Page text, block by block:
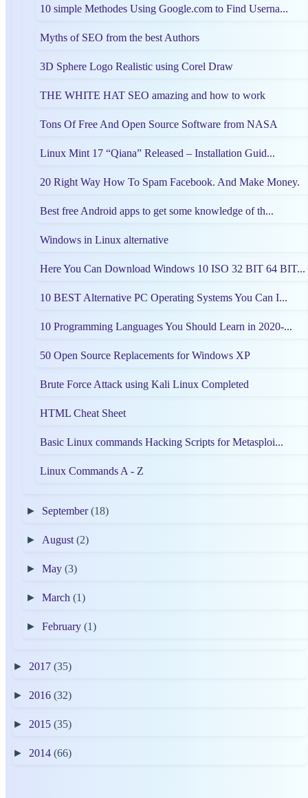
10 simple Methodes Using Google.com to Find Userna...
Myths of SEO from the best Authors
3D Sphere Logo Realistic using Corel Draw
THE WHITE HAT SEO amazing and how to work
Tons Of Free And Open Source Software from NASA
Linux Mint 17 “Qiana” Released – Installation Guid...
20 Right Way How To Spam Facebook. And Make Money.
Best free Android apps to get some knowledge of th...
Windows in Linux alternative
Here You Can Download Windows 10 ISO 32 BIT 64 BIT...
10 BEST Alternative PC Operating Systems You Can I...
10 Programming Languages You Should Learn in 2020-...
50 Open Source Replacements for Windows XP
Brute Force Attack using Kali Linux Completed
HTML Cheat Sheet
Basic Linux commands Hacking Scripts for Metasploi...
Linux Commands A - Z
► September(18)
► August(2)
►May(3)
►March(1)
►February(1)
► 2017 (35)
► 2016 (32)
► 2015 (35)
► 2014 (66)